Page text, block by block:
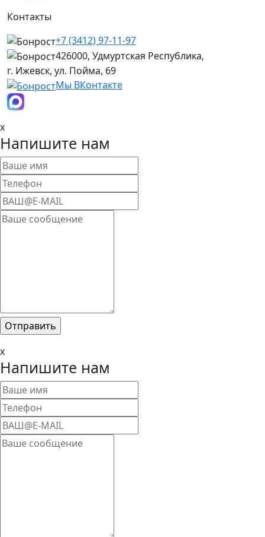
Контакты
+7 (3412) 97-11-97
426000, Удмуртская Республика,
г. Ижевск, ул. Пойма, 69
Мы ВКонтакте
x
Напишите нам
x
Напишите нам